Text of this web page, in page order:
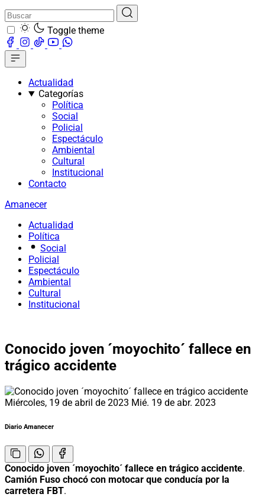
Toggle theme
Actualidad
Categorías
Política
Social
Policial
Espectáculo
Ambiental
Cultural
Institucional
Contacto
Amanecer
Actualidad
Política
Social
Policial
Espectáculo
Ambiental
Cultural
Institucional
Conocido joven ´moyochito´ fallece en
trágico accidente
Miércoles, 19 de abril de 2023 Mié. 19 de abr. 2023
Diario Amanecer
Conocido joven ´moyochito´ fallece en trágico accidente.
Camión Fuso chocó con motocar que conducía por la
carretera FBT.